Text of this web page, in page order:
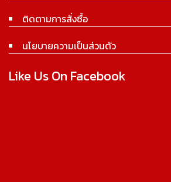
ติดตามการสั่งซื้อ
นโยบายความเป็นส่วนตัว
Like Us On Facebook